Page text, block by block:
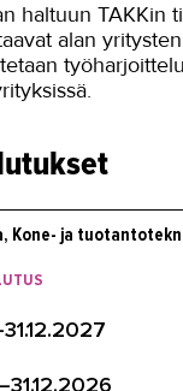
haltuun TAKKin
alan
Kone- ja